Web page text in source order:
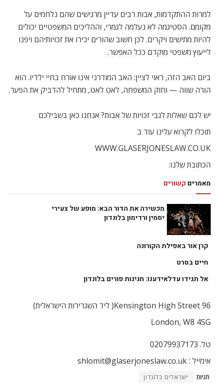
למרות ההתקדמות, אבות רבים עדיין מרגישים שהם נלחמים על
מקומם. הסטיגמה לא נעלמה לגמרי, וההליכים המשפטיים יכולים
להיות מתישים ויקרים. לכן חשוב שהורים יכירו את זכויותיהם ויפנו
לייעוץ משפטי מוקדם ככל האפשר.
ביום האב הזה, ראוי לציין: האב המודרני אינו אורח בחיי ילדיו. הוא
הורה שווה — וחוק המשפחה, לאט לאט, מתחיל להדביק את הפער.
יש לכם שאלות לגבי זכויות של אבות? אנחנו כאן בשבילכם
תוכלו לקרוא עלינו עוד ב
WWW.GLASERJONESLAW.CO.UK
הכתובת שלנו:
מאמרים קשורים
מכשירה את הדור הבא: מופע של צעירי
יסמין ורדימון בלונדון
קרן אור באפילת הקורונה
חיים בסרט
אל תגידו עדלאידענו: חגיגות פורים בלונדון
96 Kensington High Street( ליד השגרירות הישראלית)
London, W8 4SG
טל. 02079937173
אימייל : shlomit@glaserjoneslaw.co.uk
תגיות ישראלים בלונדון